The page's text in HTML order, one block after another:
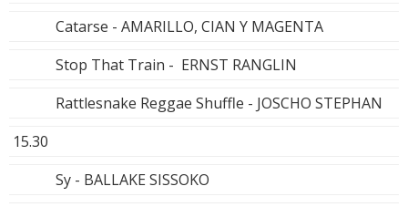
Catarse - AMARILLO, CIAN Y MAGENTA
Stop That Train - ERNST RANGLIN
Rattlesnake Reggae Shuffle - JOSCHO STEPHAN
15.30
Sy - BALLAKE SISSOKO